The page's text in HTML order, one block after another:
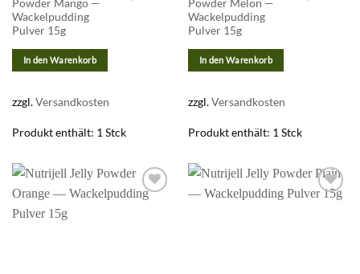
Powder Mango —
Wackelpudding
Pulver 15g
In den Warenkorb
zzgl.Versandkosten
Produkt enthält: 1 Stck
Powder Melon —
Wackelpudding
Pulver 15g
In den Warenkorb
zzgl.Versandkosten
Produkt enthält: 1 Stck
Zur